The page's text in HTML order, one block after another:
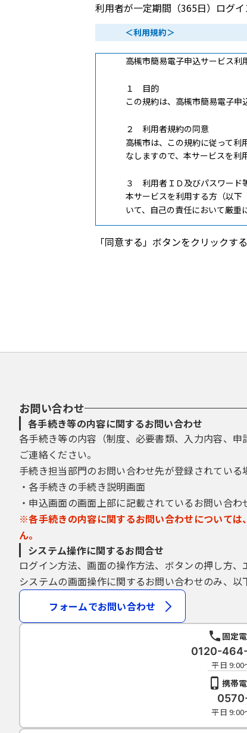
利用者が一定期間（365日）ログ
＜利用規約＞
高槻市簡易電子申込サービス利
１ 目的
この規約は、高槻市簡易電子申
２ 利用者規約の同意
高槻市は、この規約に従って
なしますので、本サービスを利
３ 利用者ＩＤ及びパスワード
本サービスを利用する方（以下
いて、自己の責任において厳重
４ 利用環境
利用者は、本サービスを利用す
（１）本サービスの利用可能
りません。また、本サービス
７ 禁止事項
本サービスの利用に当たっては
（２）他人の情報又は虚偽の
（３）本サービスに対し、不
（４）本サービスの管理及び運
（５）その他法令等に反すると
高槻市は、本サービスにより利
（１）個人情報の収集、利用及
（２）登録された個人情報は
根拠がある場合を除き行いませ
（３）登録された個人情報は、
利用者は、本サービスを自己
用者の損害及び利用者が第三
本サービスで受付をしている
「同意する」ボタンをクリックす
お問い合わせ
各手続き等の内容に関するお問い合わせ
各手続き等の内容（制度、必要書類、入力内容、
ご連絡ください。
手続き担当部門のお問い合わせ先が登録されてい
・各手続きの手続き説明画面
・申込画面の画面上部に記載されているお問い合
※各手続きの内容に関するお問い合わせについて
ん。
システム操作に関するお問合せ
ログイン方法、画面の操作方法、ボタンの押し方、
システムの画面操作に関するお問い合わせのみ、以
フォームでお問い合わせ
固定
0120-464-
平日 9:00
携帯
平日 9:00